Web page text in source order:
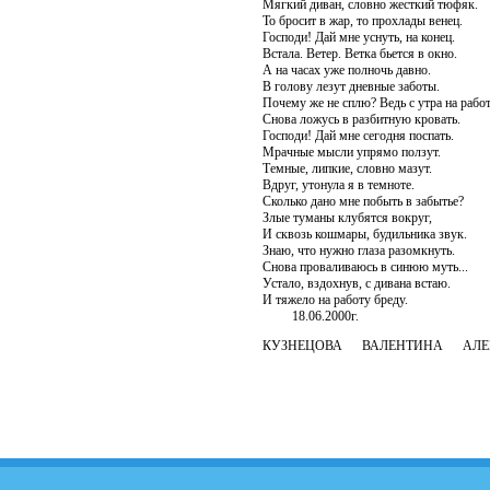
Мягкий диван, словно жесткий тюфяк.
То бросит в жар, то прохлады венец.
Господи! Дай мне уснуть, на конец.
Встала. Ветер. Ветка бьется в окно.
А на часах уже полночь давно.
В голову лезут дневные заботы.
Почему же не сплю? Ведь с утра на
Снова ложусь в разбитную кровать.
Господи! Дай мне сегодня поспать.
Мрачные мысли упрямо ползут.
Темные, липкие, словно мазут.
Вдруг, утонула я в темноте.
Сколько дано мне побыть в забытье?
Злые туманы клубятся вокруг,
И сквозь кошмары, будильника звук.
Знаю, что нужно глаза разомкнуть.
Снова проваливаюсь в синюю муть...
Устало, вздохнув, с дивана встаю.
И тяжело на работу бреду.
18.06.2000г.
КУЗНЕЦОВА ВАЛЕНТИНА